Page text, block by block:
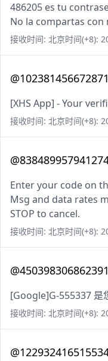
486205 es tu
No la compartas con
接收时间: 北京时间(+8):
[XHS App] - Your
接收时间: 北京时间(+8):
Enter your code on
Msg and data rates
STOP to cancel.
接收时间: 北京时间(+8):
[Google]G-555337 是
接收时间: 北京时间(+8):